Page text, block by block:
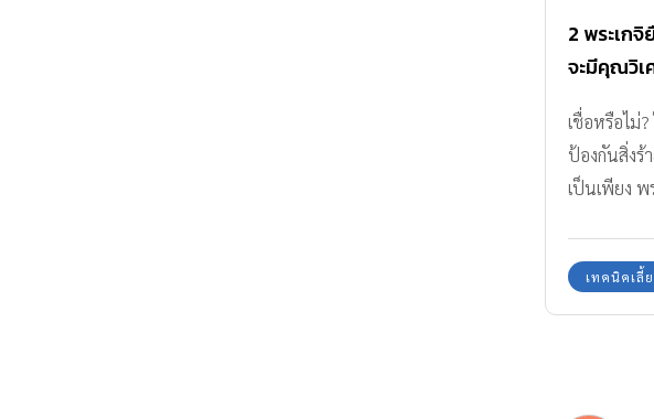
2 พระเก
จะมีคุณวิเ
พ่อแม่”
เชื่อหรือไม่
ป้องกันสิ่งร้
เป็นเพียง
เทคนิคเลี้